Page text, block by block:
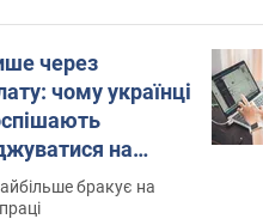
через
чому українці
на
бракує на